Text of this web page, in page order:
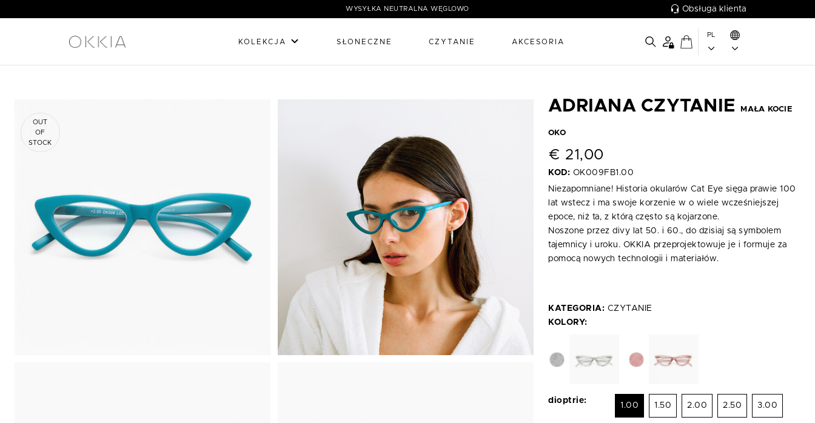
WYSYŁKA NEUTRALNA WĘGLOWO Obsługa klienta
KOLEKCJA SŁONECZNE CZYTANIE AKCESORIA
PL
OUT
OF
STOCK
ADRIANA CZYTANIE MAŁA KOCIE
OKO
€ 21,00
KOD: OK009FB1.00
Niezapomniane! Historia okularów Cat Eye sięga prawie 100
lat wstecz i ma swoje korzenie w o wiele wcześniejszej
epoce, niż ta, z którą często są kojarzone.
Noszone przez divy lat 50. i 60., do dzisiaj są symbolem
tajemnicy i uroku. OKKIA przeprojektowuje je i formuje za
pomocą nowych technologii i materiałów.
KATEGORIA: CZYTANIE
KOLORY:
dioptrie:
1.00 1.50 2.00 2.50 3.00